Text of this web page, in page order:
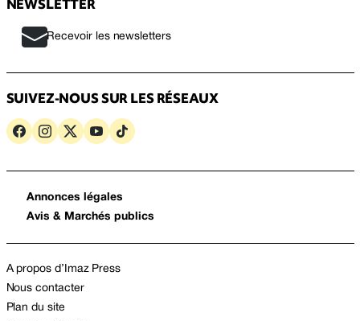
NEWSLETTER
Recevoir les newsletters
SUIVEZ-NOUS SUR LES RÉSEAUX
Annonces légales
Avis & Marchés publics
A propos d’Imaz Press
Nous contacter
Plan du site